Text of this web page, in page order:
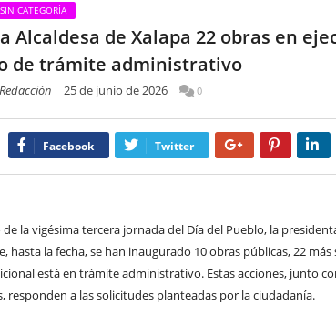
SIN CATEGORÍA
Alcaldesa de Xalapa 22 obras en
de trámite administrativo
25 de junio de 2026 0
Facebook Twitter Google+
de la vigésima tercera jornada del Día del Pueblo, la
hasta la fecha, se han inaugurado 10 obras públicas, 22
está en trámite administrativo. Estas acciones, junto
responden a las solicitudes planteadas por la ciudadanía.